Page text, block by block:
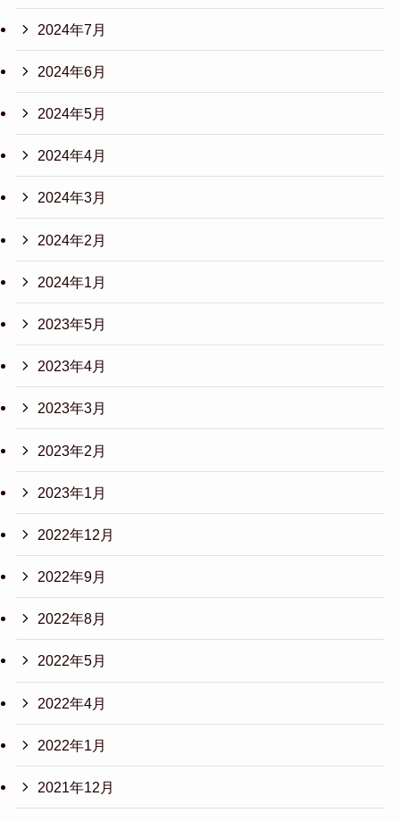
2024年7月
2024年6月
2024年5月
2024年4月
2024年3月
2024年2月
2024年1月
2023年5月
2023年4月
2023年3月
2023年2月
2023年1月
2022年12月
2022年9月
2022年8月
2022年5月
2022年4月
2022年1月
2021年12月